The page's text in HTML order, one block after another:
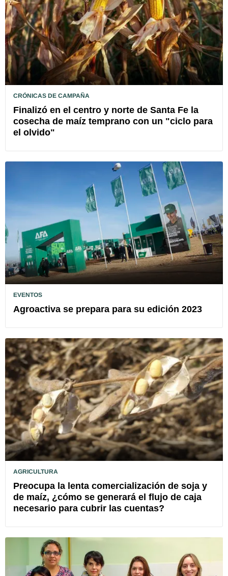
CRÓNICAS DE CAMPAÑA
Finalizó en el centro y norte de Santa Fe la
cosecha de maíz temprano con un "ciclo para
el olvido"
EVENTOS
Agroactiva se prepara para su edición 2023
AGRICULTURA
Preocupa la lenta comercialización de soja y
de maíz, ¿cómo se generará el flujo de caja
necesario para cubrir las cuentas?